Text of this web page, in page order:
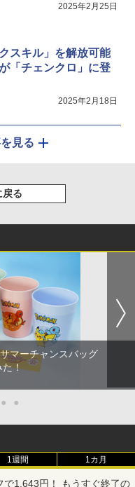
2025年2月25日
スキル」を解放可能
「チェンクロ」に登
2025年2月18日
見る
戻る
マーチャンスバッグ
た！
● ●
1週間 1カ月
で1,643円！ もうすぐ終了の